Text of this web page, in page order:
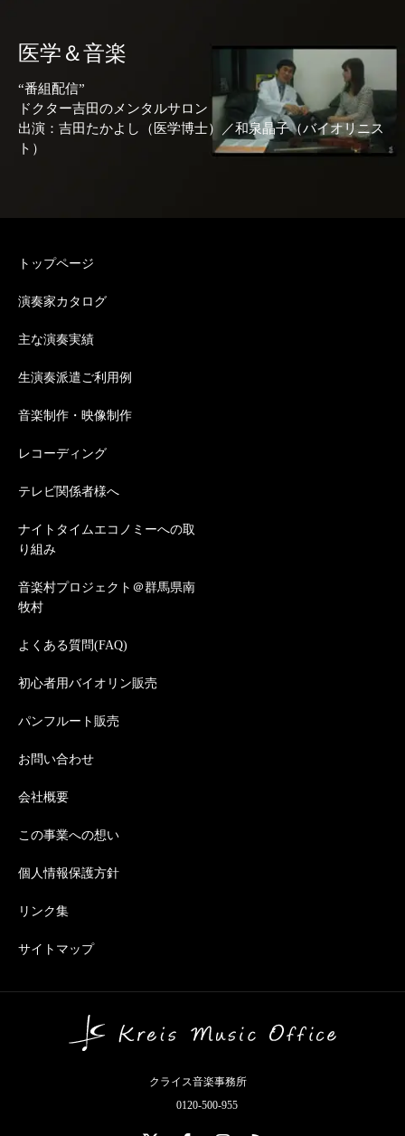
医学＆音楽
“番組配信”
ドクター吉田のメンタルサロン
出演：吉田たかよし（医学博士）／和泉晶子（バイオリニス
ト）
トップページ
演奏家カタログ
主な演奏実績
生演奏派遣ご利用例
音楽制作・映像制作
レコーディング
テレビ関係者様へ
ナイトタイムエコノミーへの取
り組み
音楽村プロジェクト＠群馬県南
牧村
よくある質問(FAQ)
初心者用バイオリン販売
パンフルート販売
お問い合わせ
会社概要
この事業への想い
個人情報保護方針
リンク集
サイトマップ
クライス音楽事務所
0120-500-955
InstagramRSS